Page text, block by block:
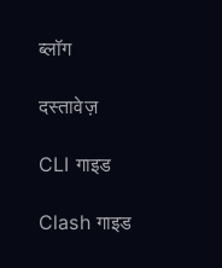
ब्लॉग
दस्तावेज़
CLI गाइड
Clash गाइड